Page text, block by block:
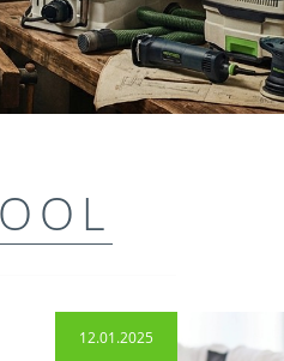
12.01.2025